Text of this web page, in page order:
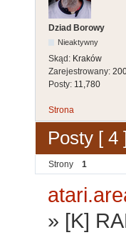
Dziad Borowy
Nieaktywny
Skąd: Kraków
Zarejestrowany:
Posty: 11,780
Strona
Posty [ 4
Strony 1
» [K]